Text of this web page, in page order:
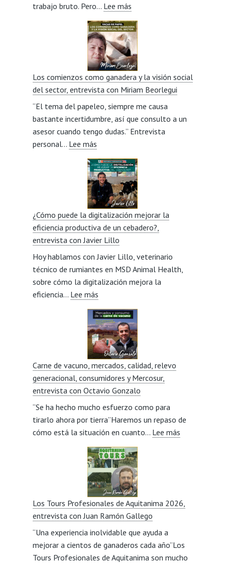
trabajo bruto. Pero… Lee más:
Pasión
por
la
Avileña
de
padres
a
hijos,
entrevista
con
González
Veneros
Los comienzos como ganadera y la visión social
del sector, entrevista con Miriam Beorlegui
“El tema del papeleo, siempre me causa
bastante incertidumbre, así que consulto a un
asesor cuando tengo dudas.” Entrevista
personal… Lee más:
Los
comienzos
como
ganadera
y
la
visión
social
del
sector,
entrevista
con
Miriam
Beorlegui
¿Cómo puede la digitalización mejorar la
eficiencia productiva de un cebadero?,
entrevista con Javier Lillo
Hoy hablamos con Javier Lillo, veterinario
técnico de rumiantes en MSD Animal Health,
sobre cómo la digitalización mejora la
eficiencia… Lee más:
¿Cómo
puede
la
digitalización
mejorar
la
eficiencia
productiva
de
un
cebadero?,
entrevista
con
Javier
Lillo
Carne de vacuno, mercados, calidad, relevo
generacional, consumidores y Mercosur,
entrevista con Octavio Gonzalo
“Se ha hecho mucho esfuerzo como para
tirarlo ahora por tierra”Haremos un repaso de
cómo está la situación en cuanto… Lee más:
relevo
y
Mercosur,
Los Tours Profesionales de Aquitanima 2026,
entrevista con Juan Ramón Gallego
“Una experiencia inolvidable que ayuda a
mejorar a cientos de ganaderos cada año”Los
Tours Profesionales de Aquitanima son mucho